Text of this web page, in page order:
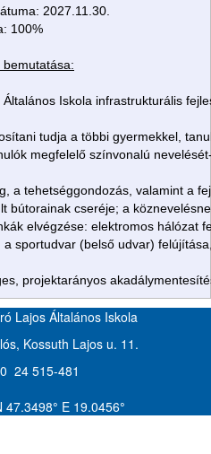
2027.11.30.
100%
Iskola infrastrukturális
tudja a többi gyermekkel,
megfelelő színvonalú
a tehetséggondozás, valamint a
bútorainak cseréje; a
elvégzése: elektromos hálózat
a sportudvar (belső udvar)
projektarányos
Lajos Általános Iskola
Kossuth Lajos u. 11.
24 515-481
47.3498° E 19.0456°